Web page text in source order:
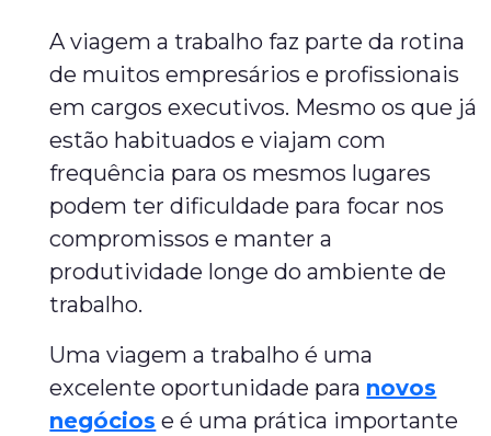
A viagem a trabalho faz parte da rotina
de muitos empresários e profissionais
em cargos executivos. Mesmo os que já
estão habituados e viajam com
frequência para os mesmos lugares
podem ter dificuldade para focar nos
compromissos e manter a
produtividade longe do ambiente de
trabalho.
Uma viagem a trabalho é uma
excelente oportunidade para novos
negócios e é uma prática importante